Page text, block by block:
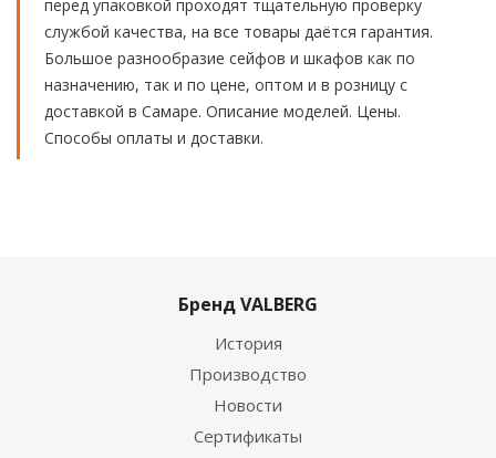
перед упаковкой проходят тщательную проверку
службой качества, на все товары даётся гарантия.
Большое разнообразие сейфов и шкафов как по
назначению, так и по цене, оптом и в розницу с
доставкой в Самаре. Описание моделей. Цены.
Способы оплаты и доставки.
Бренд VALBERG
История
Производство
Новости
Сертификаты